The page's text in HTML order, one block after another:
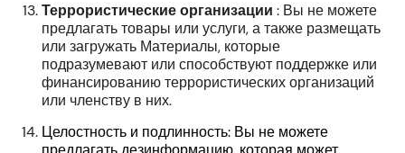
Террористические организации : Вы не можете
предлагать товары или услуги, а также размещать
или загружать Материалы, которые
подразумевают или способствуют поддержке или
финансированию террористических организаций
или членству в них.
Целостность и подлинность: Вы не можете